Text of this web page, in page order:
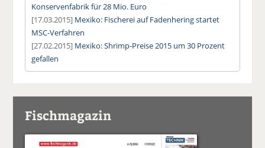
Konservenfabrik für 28 Mio. Euro
[17.03.2015] Mexiko: Fischerei auf Fadenhering startet
MSC-Verfahren
[27.02.2015] Mexiko: Shrimp-Preise 2015 um 30 Prozent
gefallen
Fischmagazin